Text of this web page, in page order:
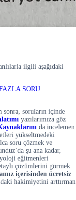
ilgili aşağıdaki
SORU
sonra, soruların içinde
yazılarımıza göz
da incelemen
yükseltmedeki
soru çözmek ve
şu ana kadar,
eğitmenleri
çözümlerini görmek
içerisinden ücretsiz
hakimiyetini arttırman